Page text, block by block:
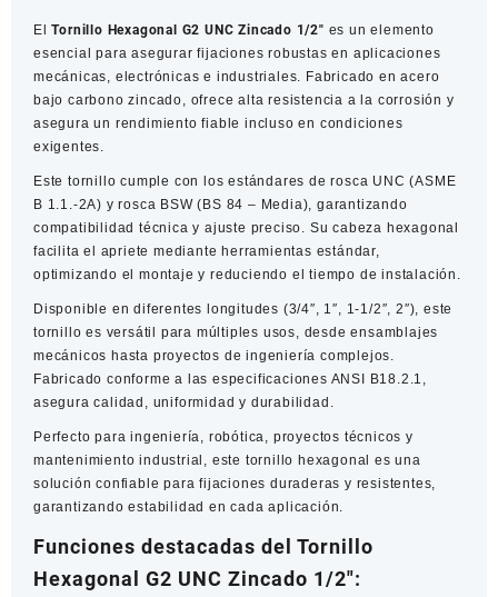
ElTornillo Hexagonal G2 UNC Zincado 1/2″ es un elemento
esencial para asegurar fijaciones robustas en aplicaciones
mecánicas, electrónicas e industriales. Fabricado en acero
bajo carbono zincado, ofrece alta resistencia a la corrosión y
asegura un rendimiento fiable incluso en condiciones
exigentes.
Este tornillo cumple con los estándares de rosca UNC (ASME
B 1.1.-2A) y rosca BSW (BS 84 – Media), garantizando
compatibilidad técnica y ajuste preciso. Su cabeza hexagonal
facilita el apriete mediante herramientas estándar,
optimizando el montaje y reduciendo el tiempo de instalación.
Disponible en diferentes longitudes (3/4″, 1″, 1-1/2″, 2″), este
tornillo es versátil para múltiples usos, desde ensamblajes
mecánicos hasta proyectos de ingeniería complejos.
Fabricado conforme a las especificaciones ANSI B18.2.1,
asegura calidad, uniformidad y durabilidad.
Perfecto para ingeniería, robótica, proyectos técnicos y
mantenimiento industrial, este tornillo hexagonal es una
solución confiable para fijaciones duraderas y resistentes,
garantizando estabilidad en cada aplicación.
Funciones destacadas del Tornillo
Hexagonal G2 UNC Zincado 1/2″: